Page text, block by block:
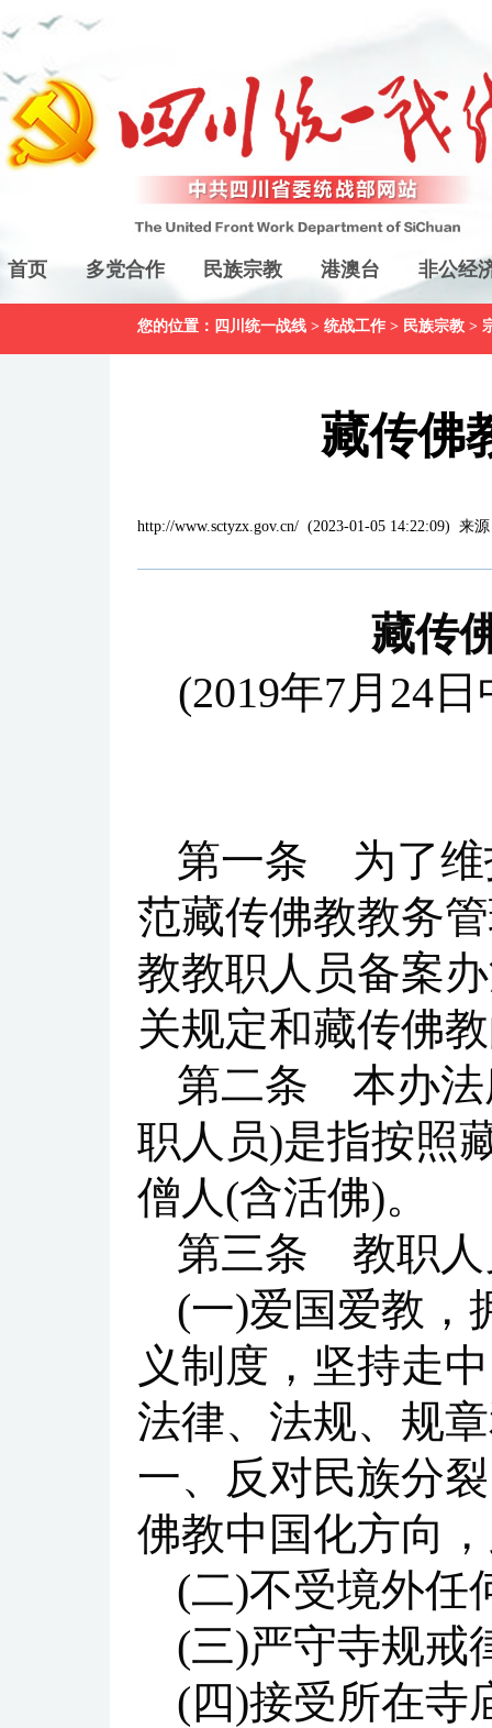
首页 多党合作 民族宗教 港澳台 非公经
您的位置： 四川统一战线 > 统战工作 > 民族宗教 >
藏传佛
http://www.sctyzx.gov.cn/ (2023-01-05 14:22:09) 来
藏传
(2019年7月24
第一条 为了维
范藏传佛教教务
教教职人员备案
关规定和藏传佛
第二条 本办法
职人员)是指按照
僧人(含活佛)。
第三条 教职人
(一)爱国爱教，
义制度，坚持走
法律、法规、规
一、反对民族分
佛教中国化方向
(二)不受境外任
(三)严守寺规戒
(四)接受所在寺